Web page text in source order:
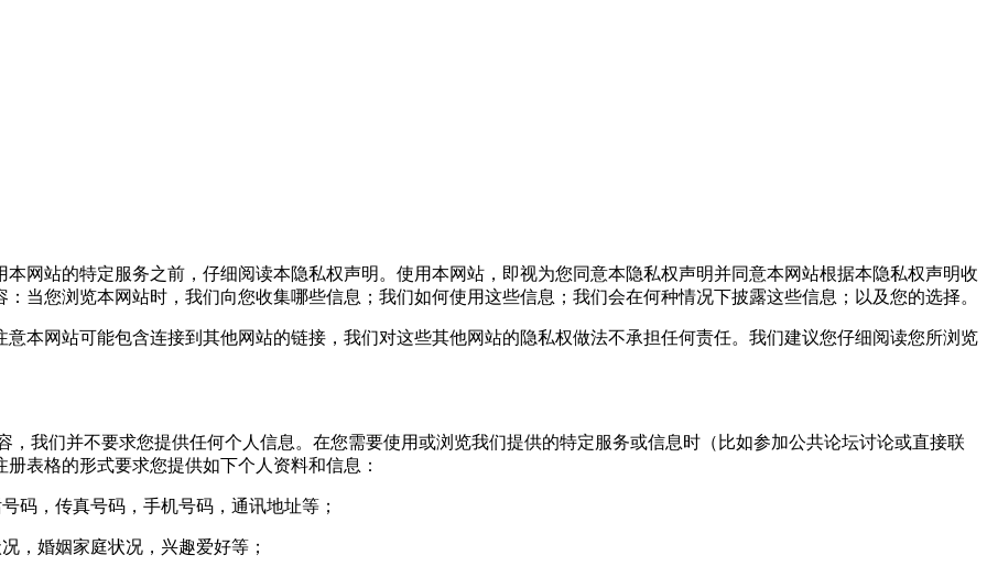
网站的特定服务之前，仔细阅读本隐私权声明。使用本网站，即视为您同意本隐私权声明并同意本网站根据本隐私权声明收
当您浏览本网站时，我们向您收集哪些信息；我们如何使用这些信息；我们会在何种情况下披露这些信息；以及您的选择。
网站可能包含连接到其他网站的链接，我们对这些其他网站的隐私权做法不承担任何责任。我们建议您仔细阅读您所浏览
们并不要求您提供任何个人信息。在您需要使用或浏览我们提供的特定服务或信息时（比如参加公共论坛讨论或直接联
表格的形式要求您提供如下个人资料和信息：
，传真号码，手机号码，通讯地址等；
婚姻家庭状况，兴趣爱好等；